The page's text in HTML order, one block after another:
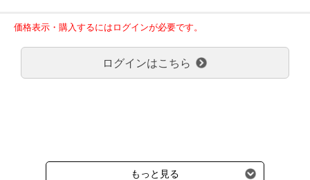
立読みする
ご了承のほどよろしくお願い致します。
弊社都合でお届けが２回以上に分かれる場合の送料負担は、１回分
のみで新たな送料は発生しません。
大型商品送料が必要な商品をご注文の場合は、大型商品送料のみご
負担頂きます。
受けます。
価格表示・購入するにはログインが必要です。
ログインはこちら
もっと見る